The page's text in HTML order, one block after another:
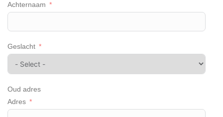
Achternaam
Geslacht
Oud adres
Adres